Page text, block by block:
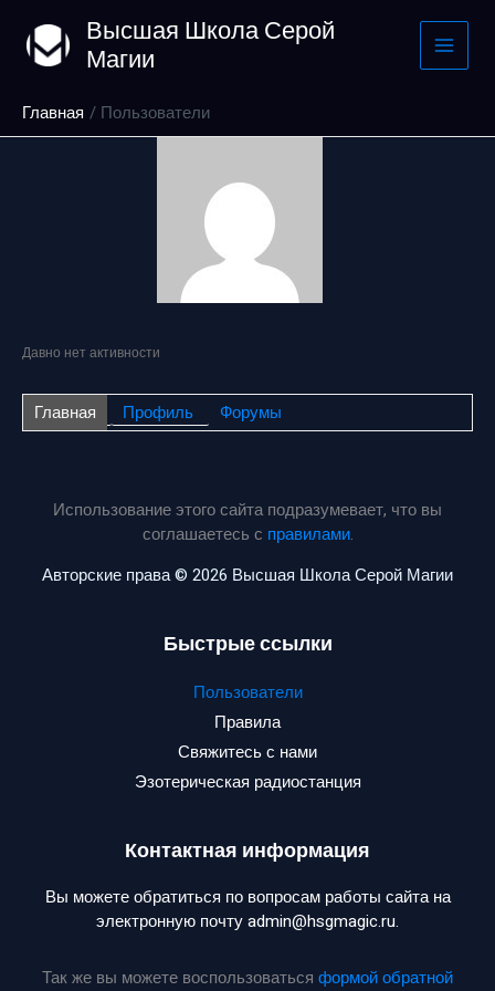
содержимому
Высшая Школа Серой
Магии
Главная Пользователи
Давно нет активности
Главная Профиль Форумы
Использование этого сайта подразумевает, что вы
соглашаетесь с правилами.
Авторские права © 2026 Высшая Школа Серой Магии
Быстрые ссылки
Пользователи
Правила
Свяжитесь с нами
Эзотерическая радиостанция
Контактная информация
Вы можете обратиться по вопросам работы сайта на
электронную почту admin@hsgmagic.ru.
Так же вы можете воспользоваться формой обратной